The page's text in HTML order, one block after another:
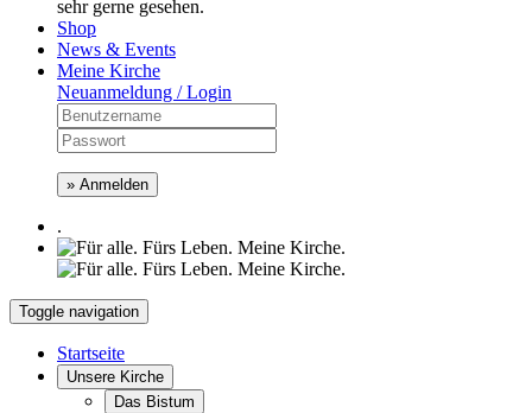
sehr gerne gesehen.
Shop
News & Events
Meine Kirche
Neuanmeldung / Login
» Anmelden
.
Toggle navigation
Startseite
Unsere Kirche
Das Bistum